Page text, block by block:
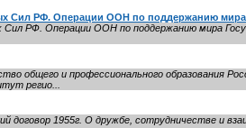
Сил РФ. Операции ООН по поддержанию мира
РФ. Операции ООН по поддержанию мира
общего и профессионального образования
регио...
договор 1955г. О дружбе, сотрудничестве и